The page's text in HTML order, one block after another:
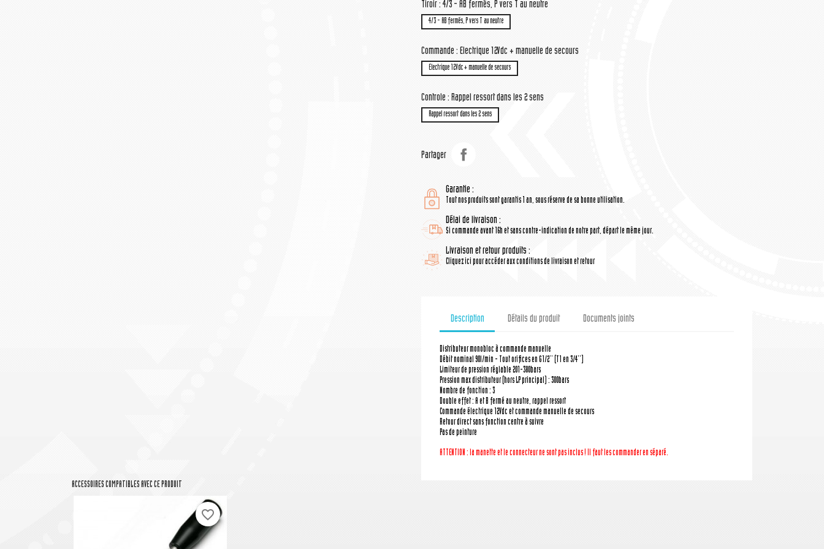
Tiroir : 4/3 - AB fermés, P vers T au neutre
4/3 - AB fermés, P vers T au neutre
Commande : Electrique 12Vdc + manuelle de secours
Electrique 12Vdc + manuelle de secours
Controle : Rappel ressort dans les 2 sens
Rappel ressort dans les 2 sens
Partager
Garantie :
Tout nos produits sont garantis 1 an, sous réserve de sa bonne utilisation.
Délai de livraison :
Si commande avant 16h et sans contre-indication de notre part, départ le même jour.
Livraison et retour produits :
Cliquez ici pour accéder aux conditions de livraison et retour
Description Détails du produit Documents joints
Distributeur monobloc à commande manuelle
Débit nominal 90l/min - Tout orifices en G1/2'' (T1 en 3/4'')
Limiteur de pression réglable 201-380bars
Pression max distributeur (hors LP principal) : 300bars
Nombre de fonction : 3
Double effet : A et B fermé au neutre, rappel ressort
Commande électrique 12Vdc et commande manuelle de secours
Retour direct sans fonction centre à suivre
Pas de peinture
ATTENTION : la manette et le connecteurne sont pas inclus ! Il faut les commander en séparé.
ACCESSOIRES COMPATIBLES AVEC CE PRODUIT
favorite_border